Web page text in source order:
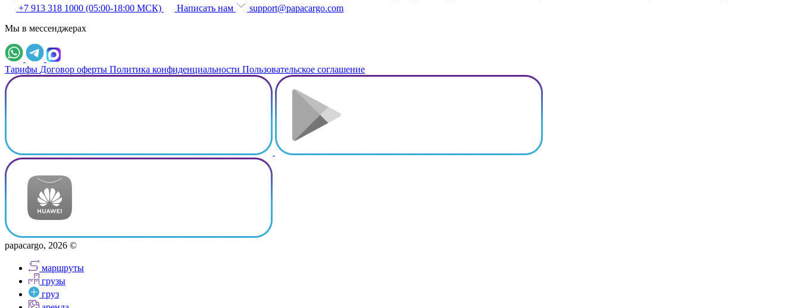
+7 913 318 1000 (05:00-18:00 МСК)
Написать нам
support@papacargo.com
Мы в мессенджерах
Тарифы Договор оферты Политика конфиденциальности Пользовательское соглашение
papacargo, 2026 ©
маршруты
грузы
груз